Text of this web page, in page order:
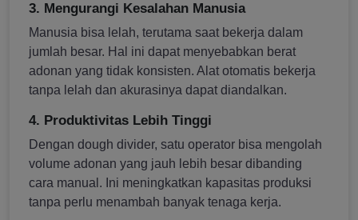
3. Mengurangi Kesalahan Manusia
Manusia bisa lelah, terutama saat bekerja dalam
jumlah besar. Hal ini dapat menyebabkan berat
adonan yang tidak konsisten. Alat otomatis bekerja
tanpa lelah dan akurasinya dapat diandalkan.
4. Produktivitas Lebih Tinggi
Dengan dough divider, satu operator bisa mengolah
volume adonan yang jauh lebih besar dibanding
cara manual. Ini meningkatkan kapasitas produksi
tanpa perlu menambah banyak tenaga kerja.